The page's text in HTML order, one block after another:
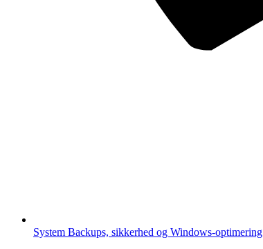
System Backups, sikkerhed og Windows-optimering